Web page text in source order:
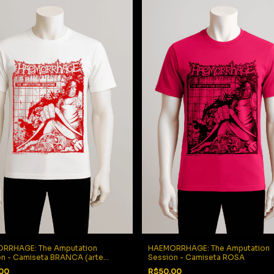
The Amputation
- Camiseta BRANCA (arte
HAEMORRHAGE: The Amputation
Session - Camiseta ROSA
R$50,00